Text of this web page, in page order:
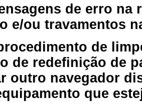
de erro
e/ou travamentos
de
de redefinição de
outro navegador
que